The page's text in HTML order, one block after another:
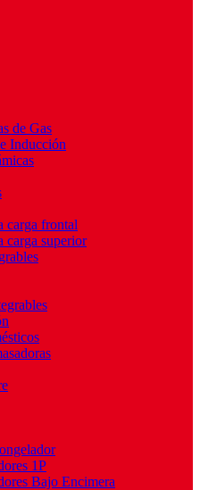
de Gas
Inducción
carga frontal
carga superior
1P
Bajo Encimera